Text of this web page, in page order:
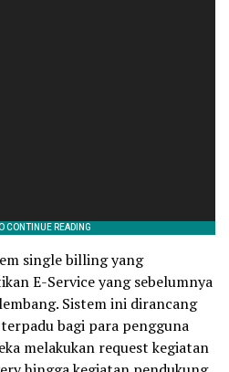
single billing yang
E-Service yang sebelumnya
Sistem ini dirancang
bagi para pengguna
melakukan request kegiatan